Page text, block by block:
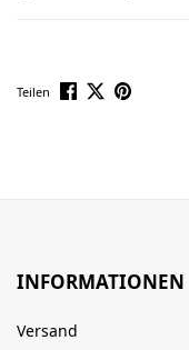
Teilen
INFORMATIONEN
Versand